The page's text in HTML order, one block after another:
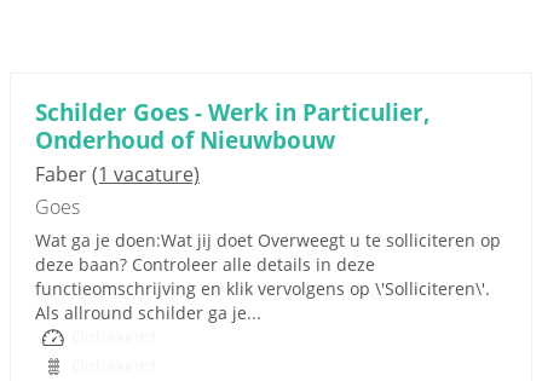
Schilder Goes - Werk in Particulier,
Onderhoud of Nieuwbouw
Faber(1 vacature)
Goes
Wat ga je doen:Wat jij doet Overweegt u te solliciteren op
deze baan? Controleer alle details in deze
functieomschrijving en klik vervolgens op \'Solliciteren\'.
Als allround schilder ga je...